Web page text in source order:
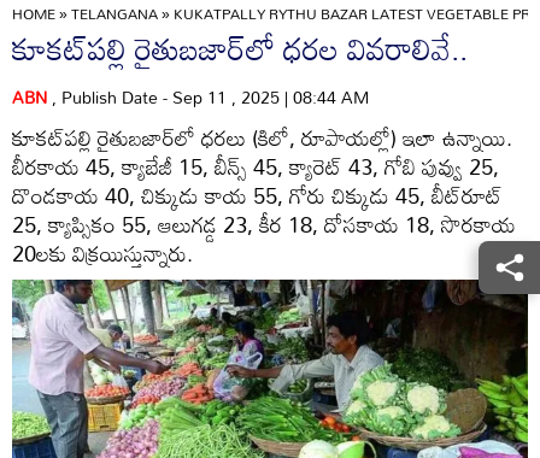
HOME»TELANGANA»KUKATPALLY RYTHU BAZAR LATEST VEGETABLE
కూకట్‌పల్లి రైతుబజార్‌లో ధరల వివరాలివే..
ABN, Publish Date - Sep 11 , 2025 | 08:44 AM
కూకట్‌పల్లి రైతుబజార్‌లో ధరలు (కిలో, రూపాయల్లో) ఇలా ఉన్నాయి.
బీరకాయ 45, క్యాబేజీ 15, బీన్స్‌ 45, క్యారెట్‌ 43, గోబి పువ్వు 25,
దొండకాయ 40, చిక్కుడు కాయ 55, గోరు చిక్కుడు 45, బీట్‌రూట్‌
25, క్యాప్సికం 55, ఆలుగడ్డ 23, కీర 18, దోసకాయ 18, సొరకాయ
20లకు విక్రయిస్తున్నారు.